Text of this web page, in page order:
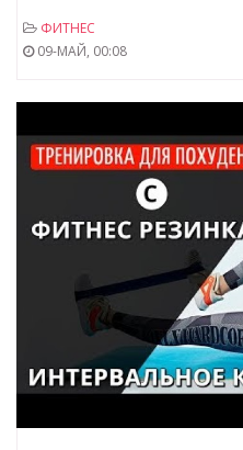
ФИТНЕС
09-МАЙ, 00:08